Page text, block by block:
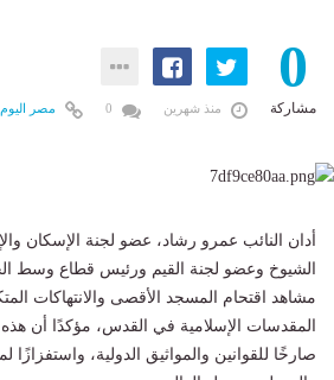
0
مشاركة منذ شهرين مصر اليوم
أدان النائب عمرو رشاد، عضو لجنة الإسكان
الشيوخ وعضو لجنة القيم ورئيس قطاع وسط
مشاهد اقتحام المسجد الأقصى والانتهاكات
المقدسات الإسلامية في القدس، مؤكدًا أن هذه
صارخًا للقوانين والمواثيق الدولية،